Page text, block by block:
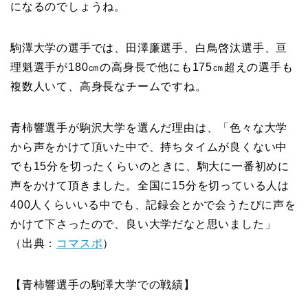
になるのでしょうね。
駒澤大学の選手では、田澤廉選手、白鳥啓汰選手、亘
理魁選手が180㎝の高身長で他にも175㎝超えの選手も
複数人いて、高身長なチームですね。
青柿響選手が駒沢大学を選んだ理由は、「色々な大学
から声をかけて頂いた中で、持ちタイムが良くない中
でも15分を切ったくらいのときに、駒大に一番初めに
声をかけて頂きました。全国に15分を切っている人は
400人くらいいる中でも、記録会とかで会うたびに声を
かけて下さったので、良い大学だなと思いました」
（出典： コマスポ）
【青柿響選手の駒澤大学での戦績】